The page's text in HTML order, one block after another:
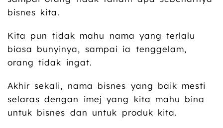
bisnes kita.
Kita pun tidak mahu nama yang terlalu
biasa bunyinya, sampai ia tenggelam,
orang tidak ingat.
Akhir sekali, nama bisnes yang baik mesti
selaras dengan imej yang kita mahu bina
untuk bisnes dan untuk produk kita.